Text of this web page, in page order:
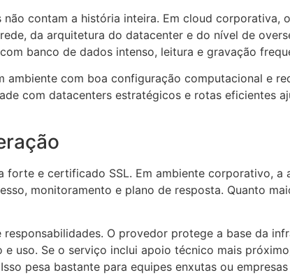
não contam a história inteira. Em cloud corporativa,
da arquitetura do datacenter e do nível de
banco de dados intenso, leitura e gravação
ambiente com boa configuração computacional e
com datacenters estratégicos e rotas eficientes
forte e certificado SSL. Em ambiente corporativo,
monitoramento e plano de resposta. Quanto
O provedor protege a base da
uso. Se o serviço inclui apoio técnico mais
pesa bastante para equipes enxutas ou